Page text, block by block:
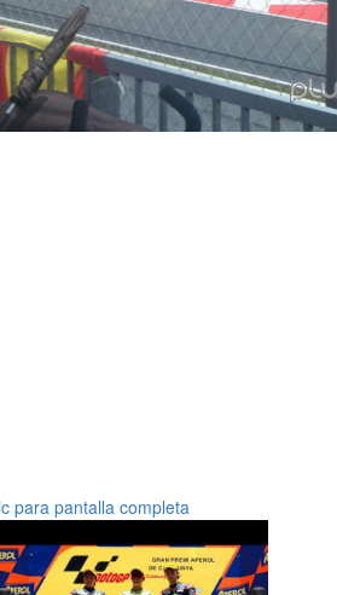
para pantalla completa